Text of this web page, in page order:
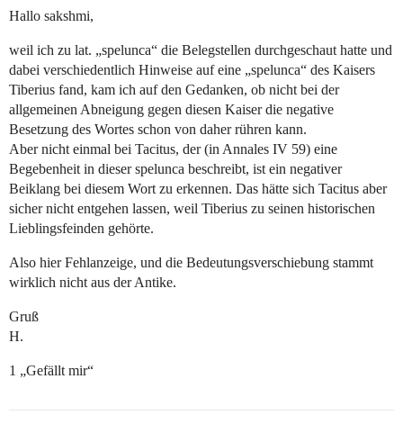
Hallo sakshmi,
weil ich zu lat. „spelunca“ die Belegstellen durchgeschaut hatte und
dabei verschiedentlich Hinweise auf eine „spelunca“ des Kaisers
Tiberius fand, kam ich auf den Gedanken, ob nicht bei der
allgemeinen Abneigung gegen diesen Kaiser die negative
Besetzung des Wortes schon von daher rühren kann.
Aber nicht einmal bei Tacitus, der (in Annales IV 59) eine
Begebenheit in dieser spelunca beschreibt, ist ein negativer
Beiklang bei diesem Wort zu erkennen. Das hätte sich Tacitus aber
sicher nicht entgehen lassen, weil Tiberius zu seinen historischen
Lieblingsfeinden gehörte.
Also hier Fehlanzeige, und die Bedeutungsverschiebung stammt
wirklich nicht aus der Antike.
Gruß
H.
1 „Gefällt mir“